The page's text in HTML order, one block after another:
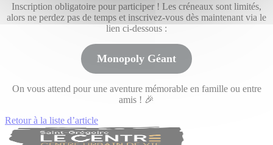
Inscription obligatoire pour participer ! Les créneaux sont limités,
alors ne perdez pas de temps et inscrivez-vous dès maintenant via le
lien ci-dessous :
Monopoly Géant
On vous attend pour une aventure mémorable en famille ou entre
amis ! 🎉
Retour à la liste d’article